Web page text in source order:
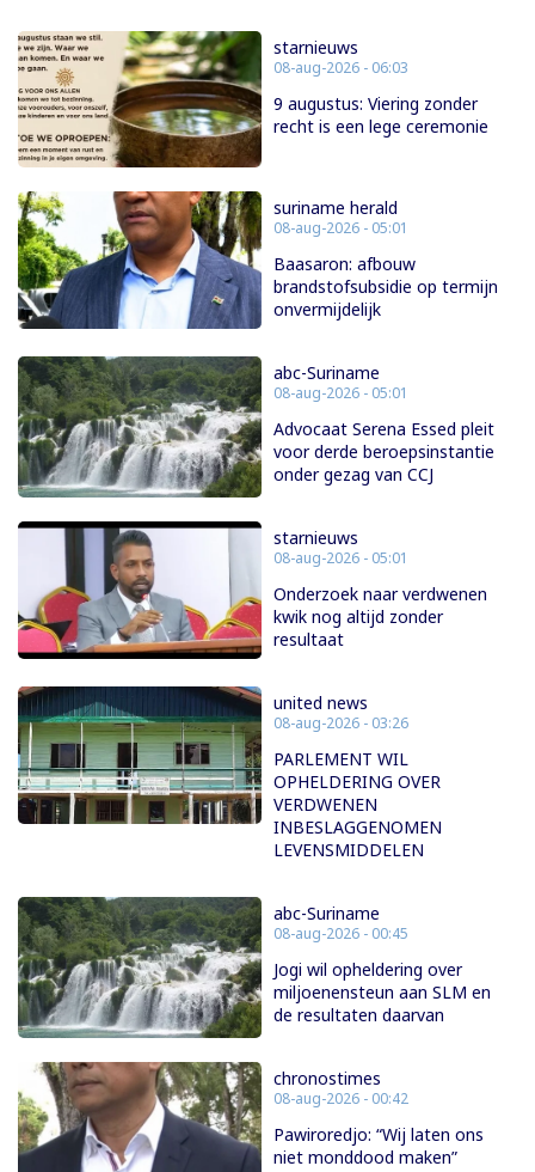
starnieuws
08-aug-2026 - 06:03
9 augustus: Viering zonder
recht is een lege ceremonie
suriname herald
08-aug-2026 - 05:01
Baasaron: afbouw
brandstofsubsidie op termijn
onvermijdelijk
abc-Suriname
08-aug-2026 - 05:01
Advocaat Serena Essed pleit
voor derde beroepsinstantie
onder gezag van CCJ
starnieuws
08-aug-2026 - 05:01
Onderzoek naar verdwenen
kwik nog altijd zonder
resultaat
united news
08-aug-2026 - 03:26
PARLEMENT WIL
OPHELDERING OVER
VERDWENEN
INBESLAGGENOMEN
LEVENSMIDDELEN
abc-Suriname
08-aug-2026 - 00:45
Jogi wil opheldering over
miljoenensteun aan SLM en
de resultaten daarvan
chronostimes
08-aug-2026 - 00:42
Pawiroredjo: “Wij laten ons
niet monddood maken”